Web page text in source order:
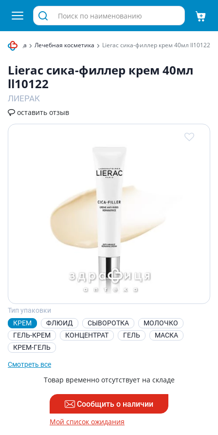
и ухода Лечебная косметика Lierac сика-филлер крем 40мл ll10122
Lierac сика-филлер крем 40мл
ll10122
ЛИЕРАК
оставить отзыв
Тип упаковки
КРЕМ
ФЛЮИД СЫВОРОТКА
МОЛОЧКО
ГЕЛЬ-КРЕМ
КОНЦЕНТРАТ ГЕЛЬ
МАСКА
КРЕМ-ГЕЛЬ
Смотреть все
Товар временно отсутствует на складе
Сообщить о наличии
Мой список ожидания